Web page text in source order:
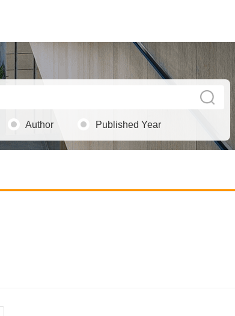
Author Published Year